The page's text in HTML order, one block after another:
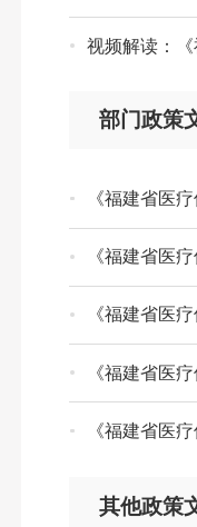
视频解读：
部门政策
《福建省医
《福建省医
《福建省医
《福建省医
《福建省医
其他政策